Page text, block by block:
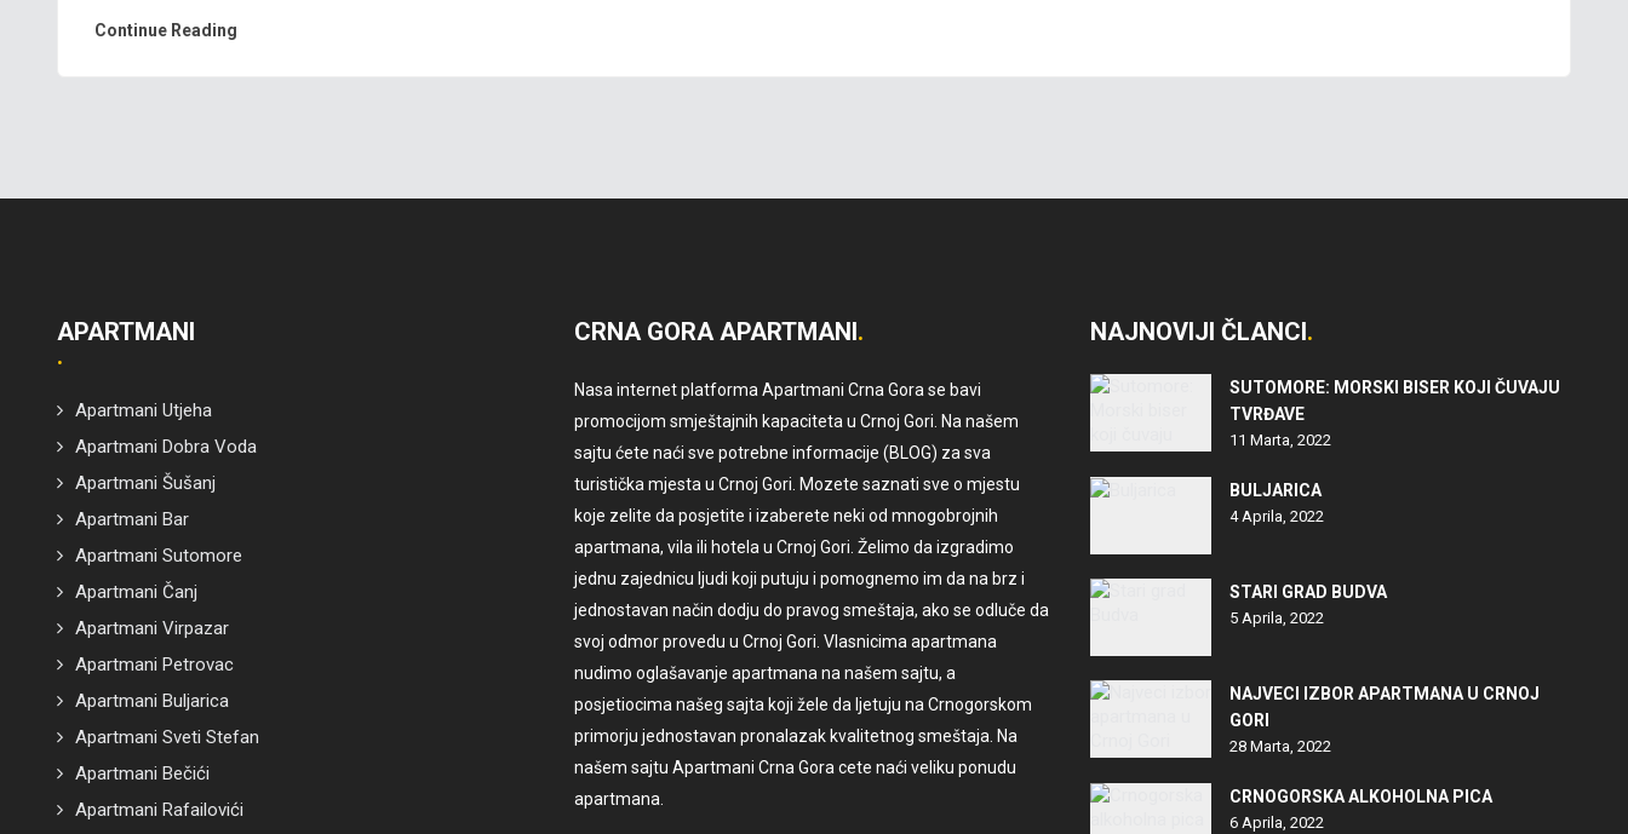
Continue Reading
APARTMANI
Apartmani Utjeha
Apartmani Dobra Voda
Apartmani Šušanj
Apartmani Bar
Apartmani Sutomore
Apartmani Čanj
Apartmani Virpazar
Apartmani Petrovac
Apartmani Buljarica
Apartmani Sveti Stefan
Apartmani Bečići
Apartmani Rafailovići
CRNA GORA APARTMANI
Nasa internet platforma Apartmani Crna Gora se bavi
promocijom smještajnih kapaciteta u Crnoj Gori. Na našem
sajtu ćete naći sve potrebne informacije (BLOG) za sva
turistička mjesta u Crnoj Gori. Mozete saznati sve o mjestu
koje zelite da posjetite i izaberete neki od mnogobrojnih
apartmana, vila ili hotela u Crnoj Gori. Želimo da izgradimo
jednu zajednicu ljudi koji putuju i pomognemo im da na brz i
jednostavan način dodju do pravog smeštaja, ako se odluče da
svoj odmor provedu u Crnoj Gori. Vlasnicima apartmana
nudimo oglašavanje apartmana na našem sajtu, a
posjetiocima našeg sajta koji žele da ljetuju na Crnogorskom
primorju jednostavan pronalazak kvalitetnog smeštaja. Na
našem sajtu Apartmani Crna Gora cete naći veliku ponudu
apartmana.
NAJNOVIJI ČLANCI
SUTOMORE: MORSKI BISER KOJI ČUVAJU
TVRĐAVE
11 Marta, 2022
BULJARICA
4 Aprila, 2022
STARI GRAD BUDVA
5 Aprila, 2022
NAJVECI IZBOR APARTMANA U CRNOJ
GORI
28 Marta, 2022
CRNOGORSKA ALKOHOLNA PICA
6 Aprila, 2022